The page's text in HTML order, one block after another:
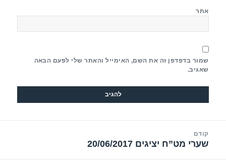
אתר
שמור בדפדפן זה את השם, האימייל והאתר שלי לפעם הבאה
שאגיב.
קודם
הפוסט
שערי מט”ח יציגים 20/06/2017